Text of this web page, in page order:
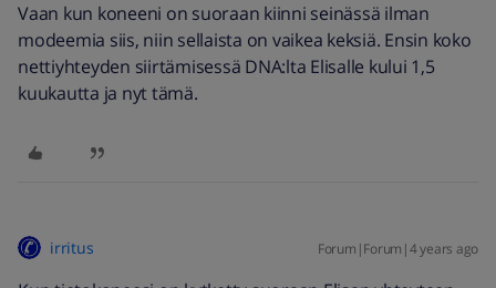
Vaan kun koneeni on suoraan kiinni seinässä ilman
modeemia siis, niin sellaista on vaikea keksiä. Ensin koko
nettiyhteyden siirtämisessä DNA:lta Elisalle kului 1,5
kuukautta ja nyt tämä.
irritus Forum|Forum|4 years ago